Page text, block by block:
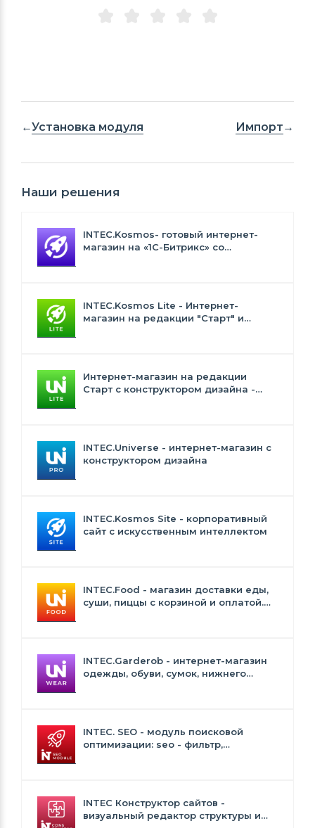
Установка модуля Импорт
Наши решения
INTEC.Kosmos- готовый интернет-
магазин на «1С-Битрикс» со
INTEC.Kosmos Lite - Интернет-
магазин на редакции "Старт" и
Интернет-магазин на редакции
Старт с конструктором дизайна -
INTEC.Universe - интернет-магазин с
конструктором дизайна
INTEC.Kosmos Site - корпоративный
сайт с искусственным интеллектом
INTEC.Food - магазин доставки еды,
суши, пиццы с корзиной и оплатой.
INTEC.Garderob - интернет-магазин
одежды, обуви, сумок, нижнего
INTEC. SEO - модуль поисковой
оптимизации: seo - фильтр,
INTEC Конструктор сайтов -
визуальный редактор структуры и